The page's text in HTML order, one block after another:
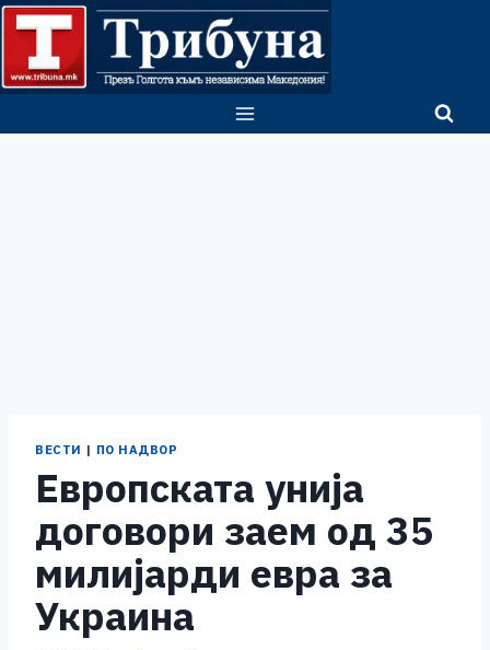
Skip
content
ВЕСТИ | ПО НАДВОР
Европската унија
договори заем од 35
милијарди евра за
Украина